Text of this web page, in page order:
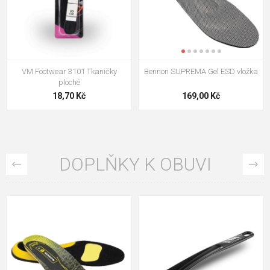
VM Footwear 3101 Tkaničky
ploché
18,70 Kč
Bennon SUPREMA Gel ESD vložka
169,00 Kč
DOPLŇKY K OBUVI